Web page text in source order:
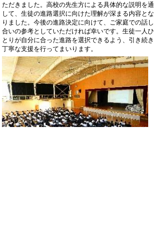
ただきました。高校の先生方による具体的な説明を通
して、生徒の進路選択に向けた理解が深まる内容とな
りました。今後の進路決定に向けて、ご家庭での話し
合いの参考としていただければ幸いです。生徒一人ひ
とりが自分に合った進路を選択できるよう、引き続き
丁寧な支援を行ってまいります。